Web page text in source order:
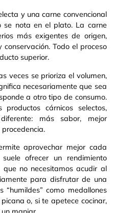
y una carne convencional
se nota en el plato. La carne
más exigentes de origen,
Todo el proceso
superior.
veces se prioriza el volumen,
necesariamente que sea
a otro tipo de consumo.
productos cárnicos selectos,
más sabor, mejor
aprovechar mejor cada
ofrecer un rendimiento
que no necesitamos acudir al
para disfrutar de una
“humildes” como medallones
o, si te apetece cocinar,